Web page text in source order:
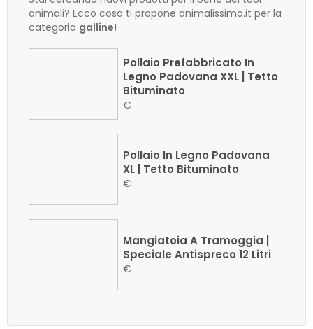
animali? Ecco cosa ti propone animalissimo.it per la
categoria galline!
Pollaio Prefabbricato In
Legno Padovana XXL | Tetto
Bituminato
€
Pollaio In Legno Padovana
XL | Tetto Bituminato
€
Mangiatoia A Tramoggia |
Speciale Antispreco 12 Litri
€